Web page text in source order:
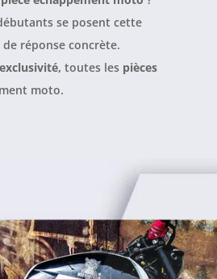
se posent cette
réponse concrète.
exclusivité, toutes les pièces
moto.